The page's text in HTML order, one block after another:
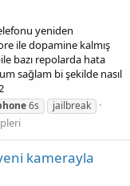
yeniden
ile dopamine kalmış
bazı repolarda hata
sağlam bi şekilde nasıl
6s jailbreak
kamerayla